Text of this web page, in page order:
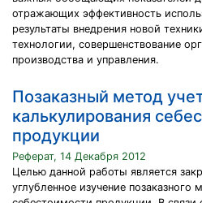
отражающих эффективность
результаты внедрения новой
технологии, совершенствование
производства и управления.
Позаказный метод
калькулирования
продукции
Реферат, 14 Декабря 2012
Целью данной работы является
углубленное изучение позаказного